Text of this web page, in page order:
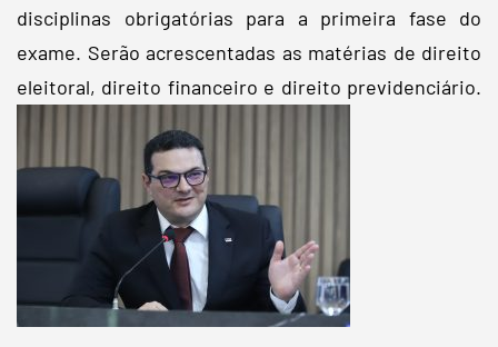
disciplinas obrigatórias para a primeira fase do
exame. Serão acrescentadas as matérias de direito
eleitoral, direito financeiro e direito previdenciário.